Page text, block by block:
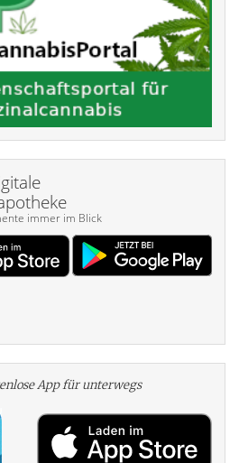
immer im Blick
App für unterwegs